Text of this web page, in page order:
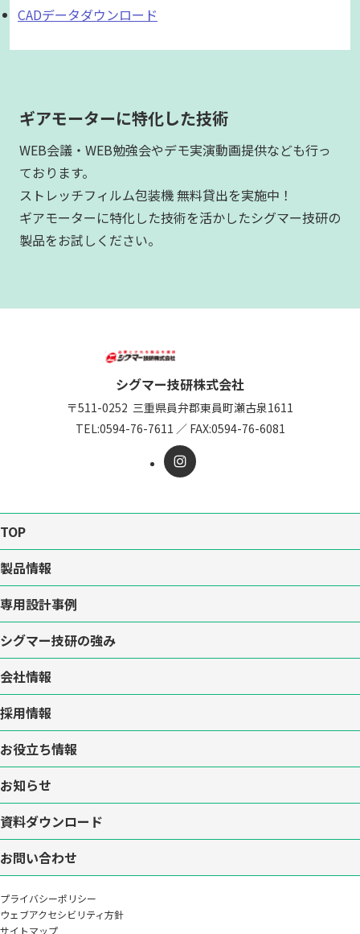
CADデータダウンロード
ギアモーターに特化した技術
WEB会議・WEB勉強会やデモ実演動画提供なども行っ
ております。
ストレッチフィルム包装機 無料貸出を実施中！
ギアモーターに特化した技術を活かしたシグマー技研の
製品をお試しください。
シグマー技研株式会社
〒511-0252 三重県員弁郡東員町瀬古泉1611
TEL:0594-76-7611 ／ FAX:0594-76-6081
TOP
製品情報
専用設計事例
シグマー技研の強み
会社情報
採用情報
お役立ち情報
お知らせ
資料ダウンロード
お問い合わせ
プライバシーポリシー
ウェブアクセシビリティ方針
サイトマップ